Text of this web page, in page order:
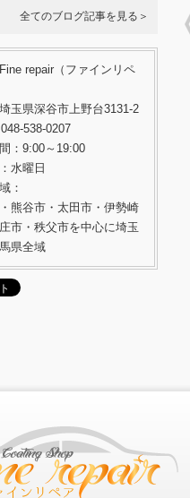
全てのブログ記事を見る＞
repair（ファインリペ
玉県深谷市上野台3131-2
538-0207
：9:00～19:00
水曜日
：
熊谷市・太田市・伊勢崎
市・秩父市を中心に埼玉
県全域